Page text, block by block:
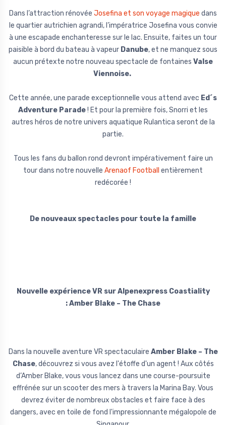
Dans l’attraction rénovée Josefina et son voyage magique dans
le quartier autrichien agrandi, l’impératrice Josefina vous convie
à une escapade enchanteresse sur le lac. Ensuite, faites un tour
paisible à bord du bateau à vapeur Danube, et ne manquez sous
aucun prétexte notre nouveau spectacle de fontaines Valse
Viennoise.
Cette année, une parade exceptionnelle vous attend avec Ed´s
Adventure Parade! Et pour la première fois, Snorri et les
autres héros de notre univers aquatique Rulantica seront de la
partie.
Tous les fans du ballon rond devront impérativement faire un
tour dans notre nouvelle Arenaof Football entièrement
redécorée !
De nouveaux spectacles pour toute la famille
Nouvelle expérience VR sur Alpenexpress Coastiality
: Amber Blake – The Chase
Dans la nouvelle aventure VR spectaculaire Amber Blake – The
Chase, découvrez si vous avez l'étoffe d'un agent ! Aux côtés
d’Amber Blake, vous vous lancez dans une course-poursuite
effrénée sur un scooter des mers à travers la Marina Bay. Vous
devrez éviter de nombreux obstacles et faire face à des
dangers, avec en toile de fond l'impressionnante mégalopole de